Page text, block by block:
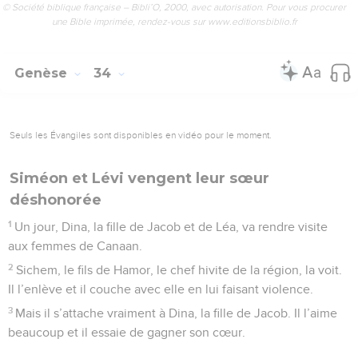
© Société biblique française – Bibli’O, 2000, avec autorisation. Pour vous procurer
une Bible imprimée, rendez-vous sur www.editionsbiblio.fr
Genèse 34
Seuls les Évangiles sont disponibles en vidéo pour le moment.
Siméon et Lévi vengent leur sœur
déshonorée
1 Un jour, Dina, la fille de Jacob et de Léa, va rendre visite
aux femmes de Canaan.
2 Sichem, le fils de Hamor, le chef hivite de la région, la voit.
Il l’enlève et il couche avec elle en lui faisant violence.
3 Mais il s’attache vraiment à Dina, la fille de Jacob. Il l’aime
beaucoup et il essaie de gagner son cœur.